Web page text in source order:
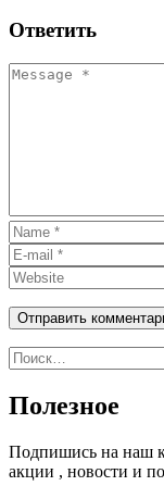
Ответить
Найти:
Полезное
Подпишись на наш
акции , новости и